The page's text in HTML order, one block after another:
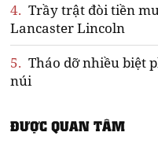
4. Trầy trật đòi tiền
Lancaster Lincoln
5. Tháo dỡ nhiều biệt
núi
ĐƯỢC QUAN TÂM